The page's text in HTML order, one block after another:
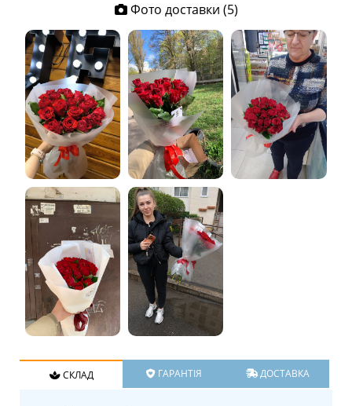
Фото доставки (5)
СКЛАД ГАРАНТІЯ ДОСТАВКА